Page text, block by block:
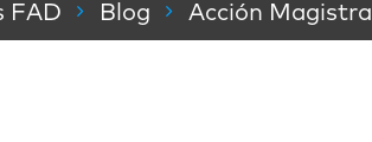
FAD Blog Acción Magistral